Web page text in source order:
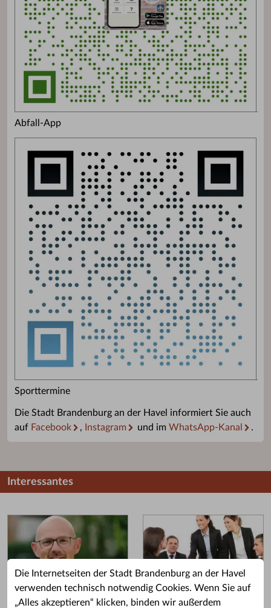
Die Internetseiten der Stadt Brandenburg an der Havel
verwenden technisch notwendig Cookies. Wenn Sie auf
„Alles akzeptieren“ klicken, binden wir außerdem
Abfall-App
Sporttermine
Die Stadt Brandenburg an der Havel informiert Sie auch
auf Facebook , Instagram und im WhatsApp-Kanal .
Interessantes